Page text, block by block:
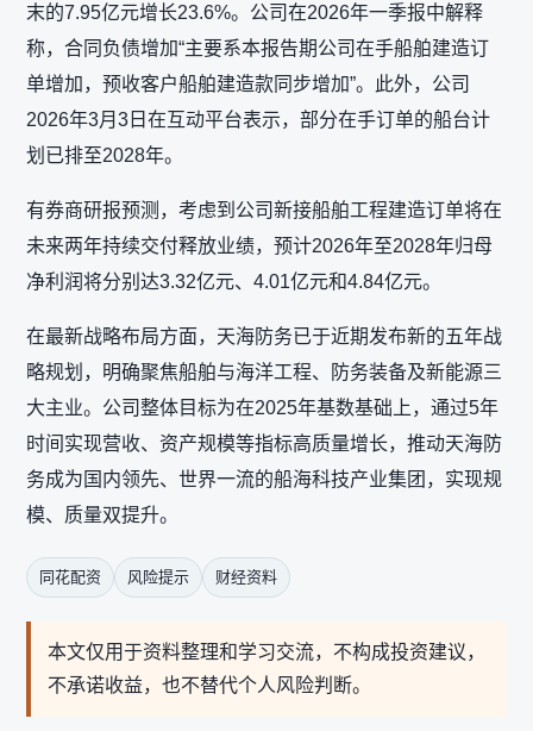
末的7.95亿元增长23.6%。公司在2026年一季报中解释
称，合同负债增加“主要系本报告期公司在手船舶建造订
单增加，预收客户船舶建造款同步增加”。此外，公司
2026年3月3日在互动平台表示，部分在手订单的船台计
划已排至2028年。
有券商研报预测，考虑到公司新接船舶工程建造订单将在
未来两年持续交付释放业绩，预计2026年至2028年归母
净利润将分别达3.32亿元、4.01亿元和4.84亿元。
在最新战略布局方面，天海防务已于近期发布新的五年战
略规划，明确聚焦船舶与海洋工程、防务装备及新能源三
大主业。公司整体目标为在2025年基数基础上，通过5年
时间实现营收、资产规模等指标高质量增长，推动天海防
务成为国内领先、世界一流的船海科技产业集团，实现规
模、质量双提升。
同花配资 风险提示 财经资料
本文仅用于资料整理和学习交流，不构成投资建议，
不承诺收益，也不替代个人风险判断。